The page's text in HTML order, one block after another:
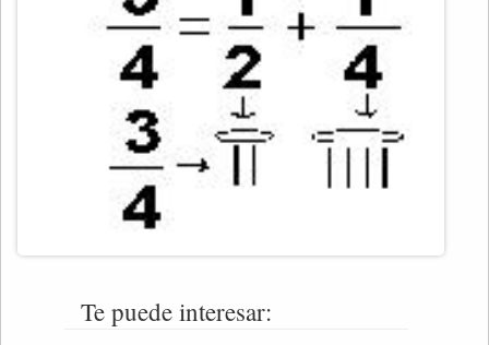
Te puede interesar: